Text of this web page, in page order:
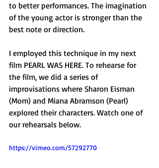
to better performances. The imagination
of the young actor is stronger than the
best note or direction.
I employed this technique in my next
film PEARL WAS HERE. To rehearse for
the film, we did a series of
improvisations where Sharon Eisman
(Mom) and Miana Abramson (Pearl)
explored their characters. Watch one of
our rehearsals below.
https://vimeo.com/57292770